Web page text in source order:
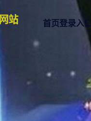
首页登录入口